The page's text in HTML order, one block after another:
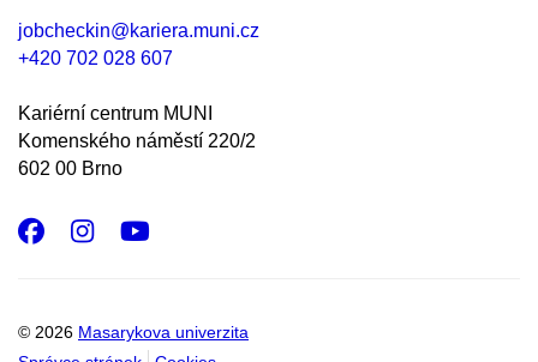
jobcheckin@kariera.muni.cz
+420 702 028 607
Kariérní centrum MUNI
Komenského náměstí 220/2
602 00 Brno
© 2026 Masarykova univerzita
Facebook
Instagram